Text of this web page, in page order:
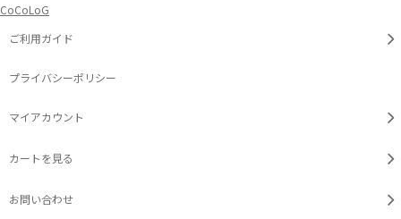
CoCoLoG
ご利用ガイド
プライバシーポリシー
マイアカウント
カートを見る
お問い合わせ